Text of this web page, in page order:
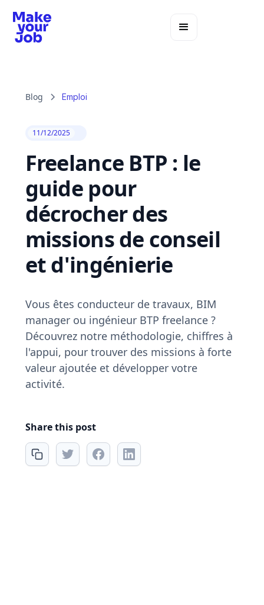
Blog Emploi
11/12/2025
Freelance BTP : le
guide pour
décrocher des
missions de conseil
et d'ingénierie
Vous êtes conducteur de travaux, BIM
manager ou ingénieur BTP freelance ?
Découvrez notre méthodologie, chiffres à
l'appui, pour trouver des missions à forte
valeur ajoutée et développer votre
activité.
Share this post